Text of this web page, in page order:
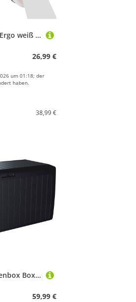
BAY-Sports Pratzen Ergo weiß Handpratzen krumm Schlagpolster
26,99 €
um 01:18; der
haben.
38,99 €
Prosperplast Auflagenbox Boxe Board (Aufbewahrungsbox, OTTOs Choice), BxTxH: 117x47x60 cm, aus Kunststoff
59,99 €